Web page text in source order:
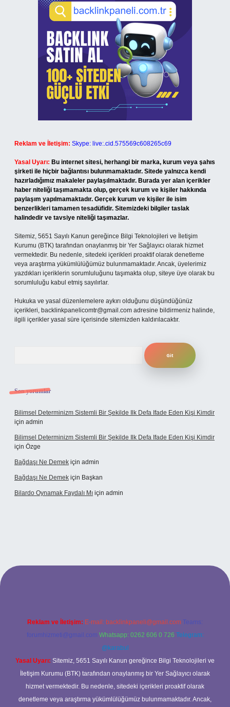
Reklam ve İletişim: Skype: live:.cid.575569c608265c69
Yasal Uyarı: Bu internet sitesi, herhangi bir marka, kurum veya şahıs
şirketi ile hiçbir bağlantısı bulunmamaktadır. Sitede yalnızca kendi
hazırladığımız makaleler paylaşılmaktadır. Burada yer alan içerikler
haber niteliği taşımamakta olup, gerçek kurum ve kişiler hakkında
paylaşım yapılmamaktadır. Gerçek kurum ve kişiler ile isim
benzerlikleri tamamen tesadüfidir. Sitemizdeki bilgiler taslak
halindedir ve tavsiye niteliği taşımazlar.
Sitemiz, 5651 Sayılı Kanun gereğince Bilgi Teknolojileri ve İletişim
Kurumu (BTK) tarafından onaylanmış bir Yer Sağlayıcı olarak hizmet
vermektedir. Bu nedenle, sitedeki içerikleri proaktif olarak denetleme
veya araştırma yükümlülüğümüz bulunmamaktadır. Ancak, üyelerimiz
yazdıkları içeriklerin sorumluluğunu taşımakta olup, siteye üye olarak bu
sorumluluğu kabul etmiş sayılırlar.
Hukuka ve yasal düzenlemelere aykırı olduğunu düşündüğünüz
içerikleri, backlinkpanelicomtr@gmail.com adresine bildirmeniz halinde,
ilgili içerikler yasal süre içerisinde sitemizden kaldırılacaktır.
Son yorumlar
Bilimsel Determinizm Sistemli Bir Şekilde Ilk Defa Ifade Eden Kişi Kimdir
için admin
Bilimsel Determinizm Sistemli Bir Şekilde Ilk Defa Ifade Eden Kişi Kimdir
için Özge
Bağdaşı Ne Demek için admin
Bağdaşı Ne Demek için Başkan
Bilardo Oynamak Faydalı Mı için admin
bahis sitesi
Reklam ve İletişim: E-mail: backlinkpaneli@gmail.com Teams:
forumhizmeti@gmail.com Whatsapp: 0262 606 0 726 Telegram:
@karabul
Yasal Uyarı: Sitemiz, 5651 Sayılı Kanun gereğince Bilgi Teknolojileri ve
İletişim Kurumu (BTK) tarafından onaylanmış bir Yer Sağlayıcı olarak
hizmet vermektedir. Bu nedenle, sitedeki içerikleri proaktif olarak
denetleme veya araştırma yükümlülüğümüz bulunmamaktadır. Ancak,